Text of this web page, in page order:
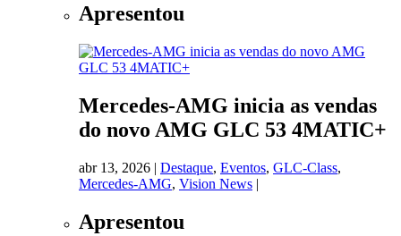
Apresentou
Mercedes-AMG inicia as vendas
do novo AMG GLC 53 4MATIC+
abr 13, 2026 | Destaque, Eventos, GLC-Class,
Mercedes-AMG, Vision News |
Apresentou